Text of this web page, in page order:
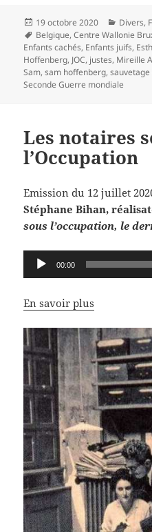
Publié
le
19 octobre 2020 Divers,
Mots-
clés
Belgique,Centre Wallonie
Enfants cachés, Enfants juifs,
Hoffenberg, JOC, justes, Mireille
Sam,sam hoffenberg,
Seconde Guerre mondiale
Les notaires
l’Occupation
Emission du 12 juillet
Stéphane Bihan,
sous l’occupation, le
Lecteur 00:00
En savoir plus